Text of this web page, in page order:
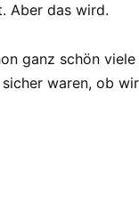
Aber das wird.
ganz schön viele
waren, ob